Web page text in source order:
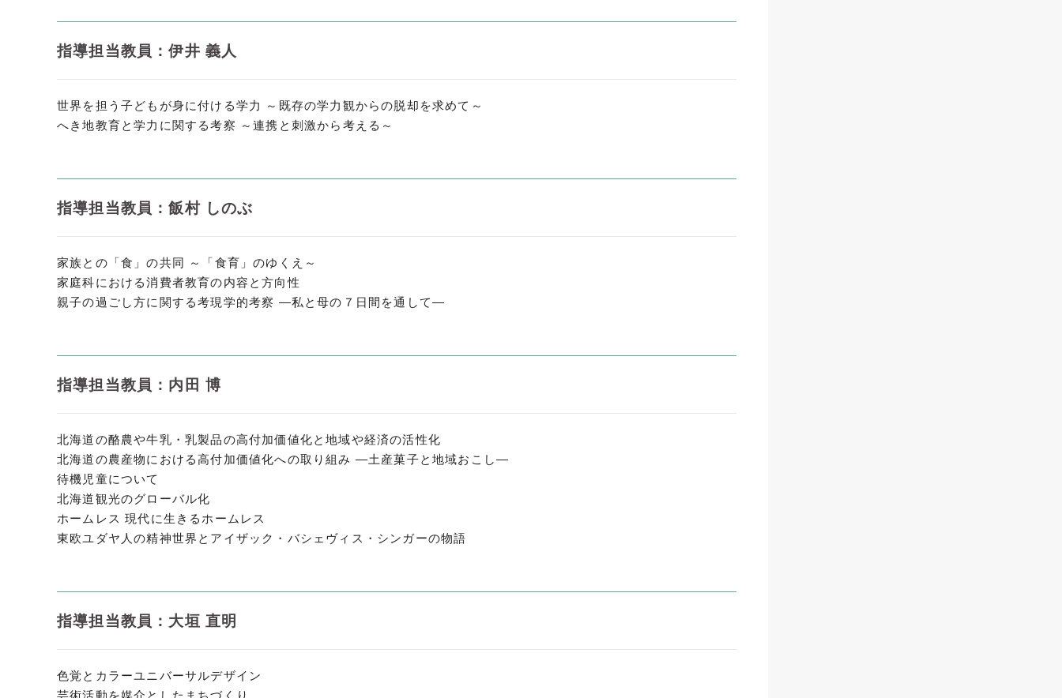
指導担当教員：伊井 義人
世界を担う子どもが身に付ける学力 ～既存の学力観からの脱却を求めて～
へき地教育と学力に関する考察 ～連携と刺激から考える～
指導担当教員：飯村 しのぶ
家族との「食」の共同 ～「食育」のゆくえ～
家庭科における消費者教育の内容と方向性
親子の過ごし方に関する考現学的考察 ―私と母の７日間を通して―
指導担当教員：内田 博
北海道の酪農や牛乳・乳製品の高付加価値化と地域や経済の活性化
北海道の農産物における高付加価値化への取り組み ―土産菓子と地域おこし―
待機児童について
北海道観光のグローバル化
ホームレス 現代に生きるホームレス
東欧ユダヤ人の精神世界とアイザック・バシェヴィス・シンガーの物語
指導担当教員：大垣 直明
色覚とカラーユニバーサルデザイン
芸術活動を媒介としたまちづくり